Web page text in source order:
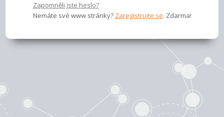
Zapomněli jste heslo?
Nemáte své www stránky? Zaregistrujte se. Zdarma!